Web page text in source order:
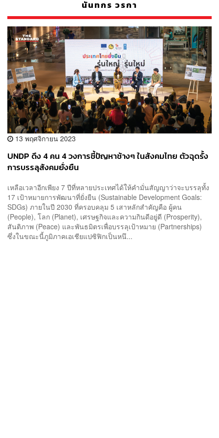
นันทกร วรกา
13 พฤศจิกายน 2023
UNDP ดึง 4 คน 4 วงการชี้ปัญหาช้างๆ ในสังคมไทย ตัวฉุดรั้ง
การบรรลุสังคมยั่งยืน
เหลือเวลาอีกเพียง 7 ปีที่หลายประเทศได้ให้คำมั่นสัญญาว่าจะบรรลุทั้ง
17 เป้าหมายการพัฒนาที่ยั่งยืน (Sustainable Development Goals:
SDGs) ภายในปี 2030 ที่ครอบคลุม 5 เสาหลักสำคัญคือ ผู้คน
(People), โลก (Planet), เศรษฐกิจและความกินดีอยู่ดี (Prosperity),
สันติภาพ (Peace) และพันธมิตรเพื่อบรรลุเป้าหมาย (Partnerships)
ซึ่งในขณะนี้ภูมิภาคเอเชียแปซิฟิกเป็นหนึ...